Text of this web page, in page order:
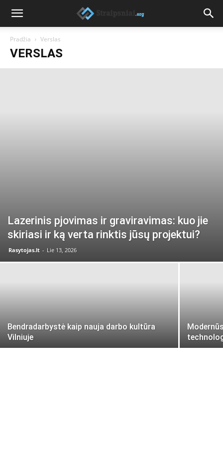
Pradžia Verslas
VERSLAS
Lazerinis pjovimas ir graviravimas: kuo jie
skiriasi ir ką verta rinktis jūsų projektui?
Rasytojas.lt - Lie 13, 2026
Bendradarbystė kaip nauja darbo kultūra
Vilniuje